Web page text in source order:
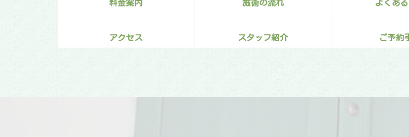
料金案内 施術の流れ よくあ
アクセス スタッフ紹介 ご予約